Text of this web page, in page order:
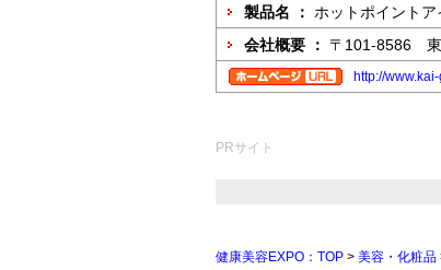
製品名 ： ホットポイント
会社概要 ： 〒101-8586 東
http://
PRサイト
健康美容EXPO：TOP > 美容・化粧品